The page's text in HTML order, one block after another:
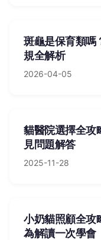
斑龜是保育類嗎
規全解析
2026-04-05
貓醫院選擇全攻
見問題解答
2025-11-28
小奶貓照顧全攻
為解讀一次學會